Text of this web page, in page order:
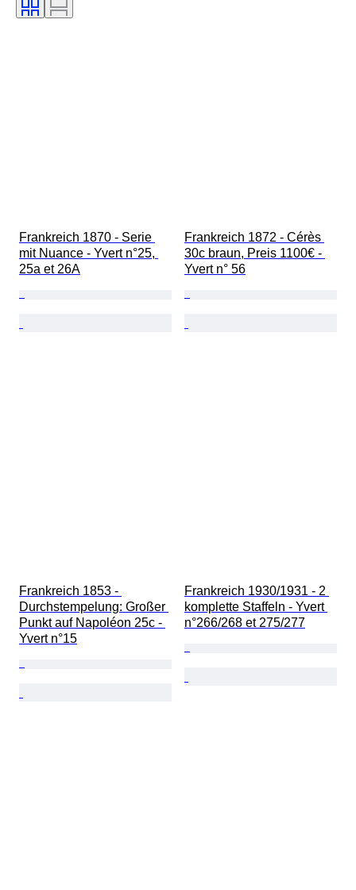
Verkauft von
Frankreich 1870 - Serie
mit Nuance - Yvert n°25,
25a et 26A
Frankreich 1872 - Cérès
30c braun, Preis 1100€ -
Yvert n° 56
Frankreich 1853 -
Durchstempelung: Großer
Punkt auf Napoléon 25c -
Yvert n°15
Frankreich 1930/1931 - 2
komplette Staffeln - Yvert
n°266/268 et 275/277